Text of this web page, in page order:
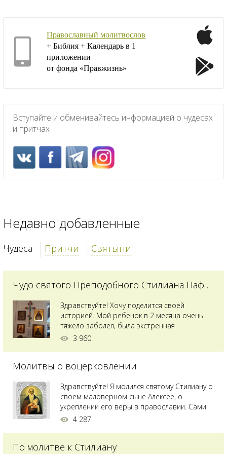
Православный молитвослов
+ Библия + Календарь в 1
приложении
от фонда «Правжизнь»
Вступайте и обменивайтесь информацией о чудесах
и притчах
Недавно добавленные
Чудеса Притчи Святыни
Чудо святого Преподобного Стилиана Пафлагонского
Здравствуйте! Хочу поделится своей
историей. Мой ребенок в 2 месяца очень
тяжело заболел, была экстренная
сложнейшая операция, состояние после
святого Владимира я увидела незнакомую
позже прочитав про него, узнала про
Преподобного...
3 960
Молитвы о воцерковлении
Здравствуйте! Я молился святому Стилиану о
своем маловерном сыне Алексее, о
укреплении его веры в православии. Сами
мы с супругой воцерковлены. Через год
вершину. Приложились к множеству святынь
4 287
По молитве к Стилиану